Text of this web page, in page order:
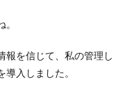
報を信じて、私の管理し
入しました。